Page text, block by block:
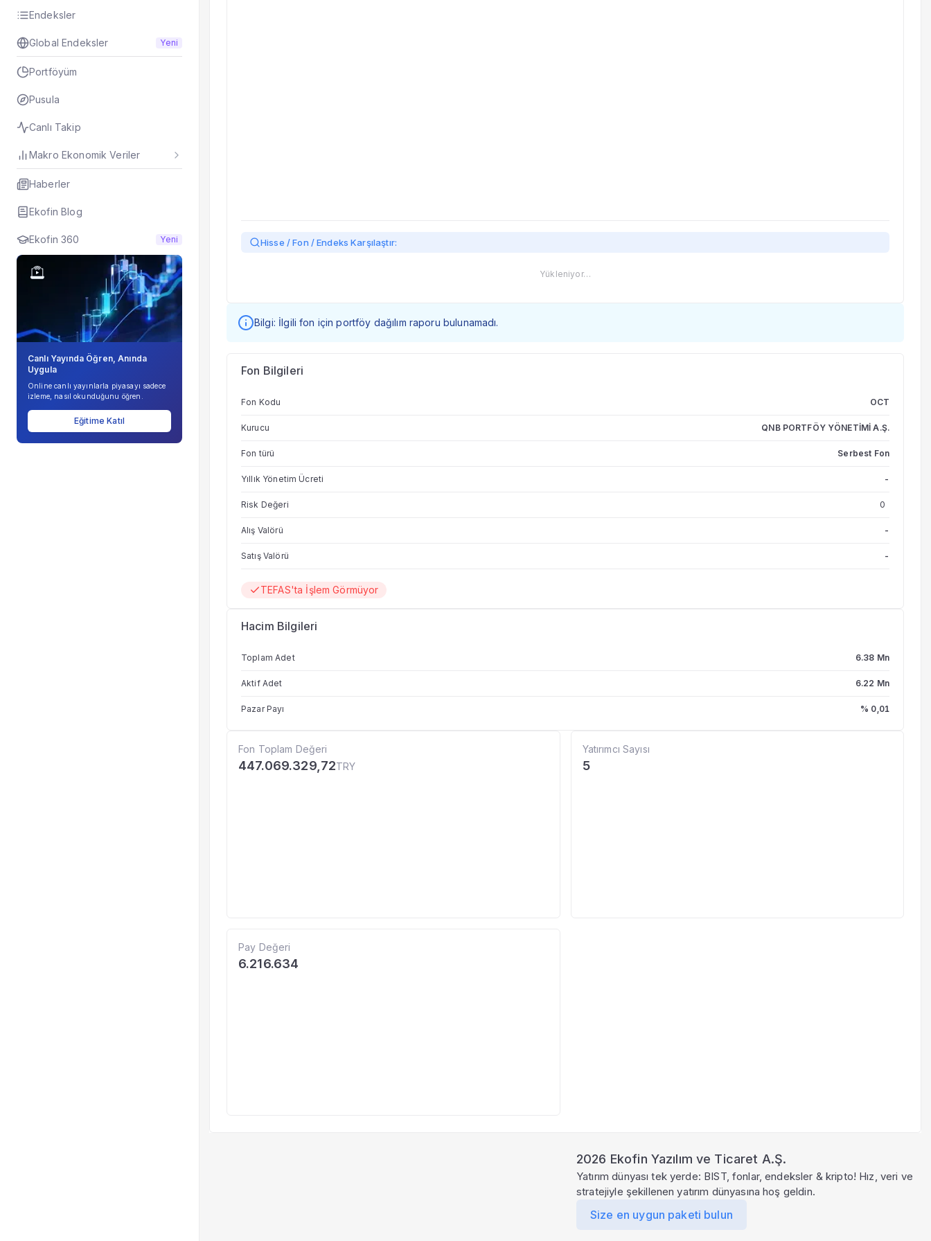
Endeksler
Global Endeksler Yeni
Portföyüm
Pusula
Canlı Takip
Makro Ekonomik Veriler
Haberler
Ekofin Blog
Ekofin 360 Yeni
Canlı Yayında Öğren, Anında
Uygula
Online canlı yayınlarla piyasayı sadece
izleme, nasıl okunduğunu öğren.
Eğitime Katıl
Hisse / Fon / Endeks Karşılaştır:
Yükleniyor…
Bilgi: İlgili fon için portföy dağılım raporu bulunamadı.
Fon Bilgileri
Fon Kodu OCT
Kurucu QNB PORTFÖY YÖNETİMİ A.Ş.
Fon türü Serbest Fon
Yıllık Yönetim Ücreti -
Risk Değeri 0
Alış Valörü -
Satış Valörü -
TEFAS'ta İşlem Görmüyor
Hacim Bilgileri
Toplam Adet 6.38 Mn
Aktif Adet 6.22 Mn
Pazar Payı % 0,01
Fon Toplam Değeri
447.069.329,72TRY
Yatırımcı Sayısı
5
Pay Değeri
6.216.634
2026 Ekofin Yazılım ve Ticaret A.Ş.
Yatırım dünyası tek yerde: BIST, fonlar, endeksler & kripto! Hız, veri ve
stratejiyle şekillenen yatırım dünyasına hoş geldin.
Size en uygun paketi bulun